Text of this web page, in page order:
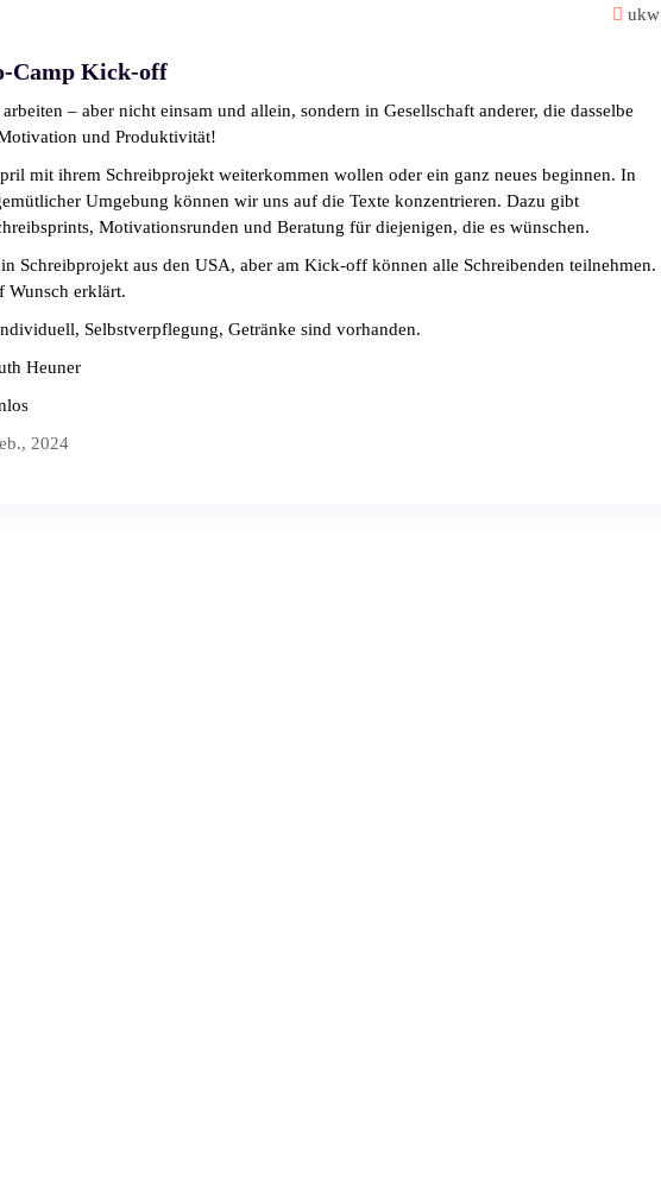
ukw
Camp Kick-off
– aber nicht einsam und allein, sondern in Gesellschaft anderer, die dasselbe
und Produktivität!
mit ihrem Schreibprojekt weiterkommen wollen oder ein ganz neues beginnen. In
Umgebung können wir uns auf die Texte konzentrieren. Dazu gibt
Motivationsrunden und Beratung für diejenigen, die es wünschen.
Schreibprojekt aus den USA, aber am Kick-off können alle Schreibenden teilnehmen.
Wunsch erklärt.
Selbstverpflegung, Getränke sind vorhanden.
Heuner
2024